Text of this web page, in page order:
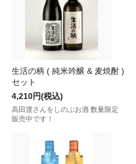
生活の柄 ( 純米吟醸 & 麦焼酎 )
セット
4,210円(税込)
高田渡さんをしのぶお酒 数量限定
販売中です！